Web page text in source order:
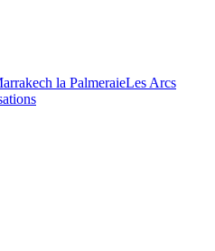
la PalmeraieLes Arcs